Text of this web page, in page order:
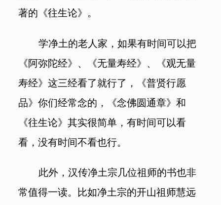
著的《往生论》。
学净土的老人家，如果有时间可以把
《阿弥陀经》、《无量寿经》、《观无量
寿经》这三经看了就行了，《普贤行愿
品》你们经常念的，《念佛圆通章》和
《往生论》其实很简单，有时间可以看
看，没有时间不看也行。
此外，汉传净土宗几位祖师的书也非
常值得一读。比如净土宗的开山祖师慧远